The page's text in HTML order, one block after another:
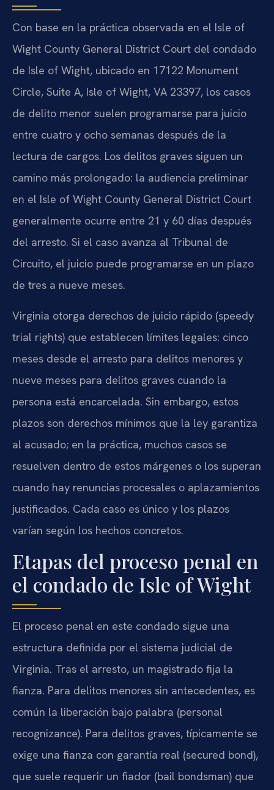
Con base en la práctica observada en el Isle of
Wight County General District Court del condado
de Isle of Wight, ubicado en 17122 Monument
Circle, Suite A, Isle of Wight, VA 23397, los casos
de delito menor suelen programarse para juicio
entre cuatro y ocho semanas después de la
lectura de cargos. Los delitos graves siguen un
camino más prolongado: la audiencia preliminar
en el Isle of Wight County General District Court
generalmente ocurre entre 21 y 60 días después
del arresto. Si el caso avanza al Tribunal de
Circuito, el juicio puede programarse en un plazo
de tres a nueve meses.
Virginia otorga derechos de juicio rápido (speedy
trial rights) que establecen límites legales: cinco
meses desde el arresto para delitos menores y
nueve meses para delitos graves cuando la
persona está encarcelada. Sin embargo, estos
plazos son derechos mínimos que la ley garantiza
al acusado; en la práctica, muchos casos se
resuelven dentro de estos márgenes o los superan
cuando hay renuncias procesales o aplazamientos
justificados. Cada caso es único y los plazos
varían según los hechos concretos.
Etapas del proceso penal en
el condado de Isle of Wight
El proceso penal en este condado sigue una
estructura definida por el sistema judicial de
Virginia. Tras el arresto, un magistrado fija la
fianza. Para delitos menores sin antecedentes, es
común la liberación bajo palabra (personal
recognizance). Para delitos graves, típicamente se
exige una fianza con garantía real (secured bond),
que suele requerir un fiador (bail bondsman) que